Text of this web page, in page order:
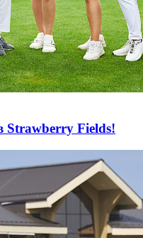
Fields!